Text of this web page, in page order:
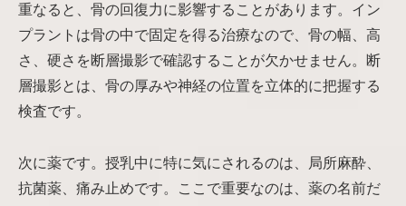
重なると、骨の回復力に影響することがあります。イン
プラントは骨の中で固定を得る治療なので、骨の幅、高
さ、硬さを断層撮影で確認することが欠かせません。断
層撮影とは、骨の厚みや神経の位置を立体的に把握する
検査です。
次に薬です。授乳中に特に気にされるのは、局所麻酔、
抗菌薬、痛み止めです。ここで重要なのは、薬の名前だ